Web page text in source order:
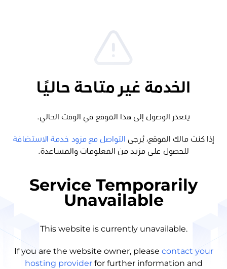
الخدمة غير متاحة حاليًا
يتعذر الوصول إلى هذا الموقع في الوقت الحالي.
إذا كنت مالك الموقع، يُرجى
التواصل مع مزود خدمة الاستضافة
للحصول على مزيد من المعلومات والمساعدة.
Service Temporarily
Unavailable
This website is currently unavailable.
If you are the website owner, please contact your
hosting provider for further information and